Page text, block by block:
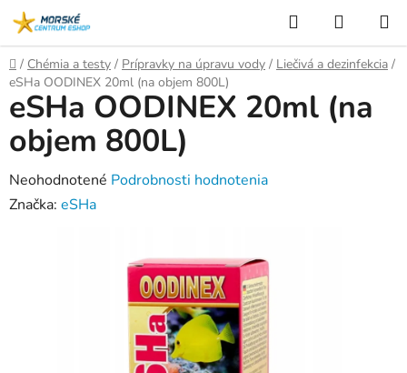
Prejsť
na
obsah
Hľadať
KOŠÍK
Domov
/ Chémia a testy / Prípravky na úpravu vody / Liečivá a dezinfekcia /
eSHa OODINEX 20ml (na objem 800L)
eSHa OODINEX 20ml (na
objem 800L)
Priemerné
hodnotenie
Neohodnotené Podrobnosti hodnotenia
Značka: eSHa